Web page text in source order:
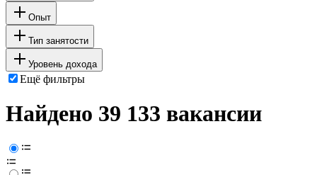
Опыт
Тип занятости
Уровень дохода
Ещё фильтры
Найдено 39 133 вакансии